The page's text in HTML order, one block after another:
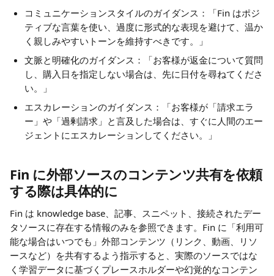
コミュニケーションスタイルのガイダンス：「Fin はポジ
ティブな言葉を使い、過度に形式的な表現を避けて、温か
く親しみやすいトーンを維持すべきです。」
文脈と明確化のガイダンス：「お客様が返金について質問
し、購入日を指定しない場合は、先に日付を尋ねてくださ
い。」
エスカレーションのガイダンス：「お客様が「請求エラ
ー」や「過剰請求」と言及した場合は、すぐに人間のエー
ジェントにエスカレーションしてください。」
Fin に外部ソースのコンテンツ共有を依頼
する際は具体的に
Fin は knowledge base、記事、スニペット、接続されたデー
タソースに存在する情報のみを参照できます。Fin に「利用可
能な場合はいつでも」外部コンテンツ（リンク、動画、リソ
ースなど）を共有するよう指示すると、実際のソースではな
く学習データに基づくプレースホルダーや幻覚的なコンテン